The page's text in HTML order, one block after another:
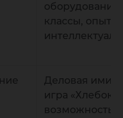
классы, опыты,
Деловая
игра
возможность